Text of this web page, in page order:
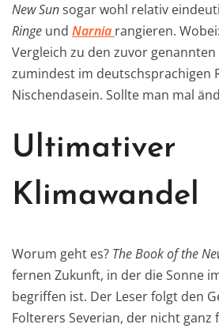
New Sunsogar wohl relativ
Ringe und Narnia rangieren.
Vergleich zu den zuvor
zumindest im deutschsprachigen
Nischendasein. Sollte man mal
Ultimativer
Klimawandel
Worum geht es? The Book of the
fernen Zukunft, in der die Sonne
begriffen ist. Der Leser folgt den
Folterers Severian, der nicht ganz